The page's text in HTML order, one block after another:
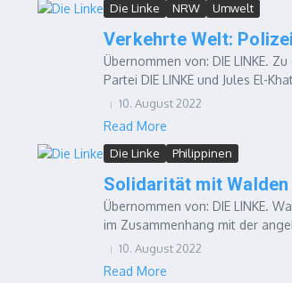
Die Linke NRW Umwelt
Verkehrte Welt:
Übernommen von: DIE LINKE.
Partei DIE LINKE und Jules El-
10. August 2022
Read More
Die Linke Philippinen
Solidarität mit Walden
Übernommen von: DIE LINKE.
im Zusammenhang mit der
10. August 2022
Read More